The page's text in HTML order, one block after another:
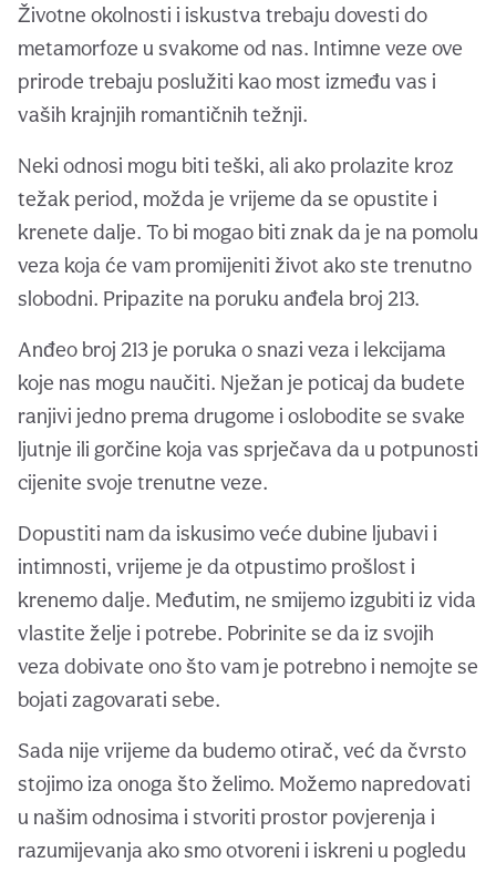
Životne okolnosti i iskustva trebaju dovesti do
metamorfoze u svakome od nas. Intimne veze ove
prirode trebaju poslužiti kao most između vas i
vaših krajnjih romantičnih težnji.
Neki odnosi mogu biti teški, ali ako prolazite kroz
težak period, možda je vrijeme da se opustite i
krenete dalje. To bi mogao biti znak da je na pomolu
veza koja će vam promijeniti život ako ste trenutno
slobodni. Pripazite na poruku anđela broj 213.
Anđeo broj 213 je poruka o snazi veza i lekcijama
koje nas mogu naučiti. Nježan je poticaj da budete
ranjivi jedno prema drugome i oslobodite se svake
ljutnje ili gorčine koja vas sprječava da u potpunosti
cijenite svoje trenutne veze.
Dopustiti nam da iskusimo veće dubine ljubavi i
intimnosti, vrijeme je da otpustimo prošlost i
krenemo dalje. Međutim, ne smijemo izgubiti iz vida
vlastite želje i potrebe. Pobrinite se da iz svojih
veza dobivate ono što vam je potrebno i nemojte se
bojati zagovarati sebe.
Sada nije vrijeme da budemo otirač, već da čvrsto
stojimo iza onoga što želimo. Možemo napredovati
u našim odnosima i stvoriti prostor povjerenja i
razumijevanja ako smo otvoreni i iskreni u pogledu